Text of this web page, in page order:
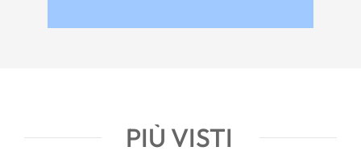
PIÙ VISTI